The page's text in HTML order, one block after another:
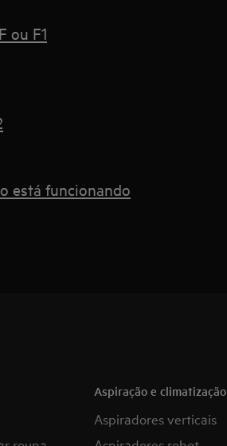
ou F1
está funcionando
Aspiração e climatização
Aspiradores verticais